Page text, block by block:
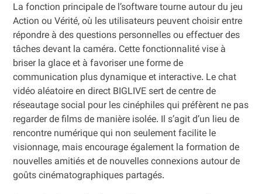
La fonction principale de l’software tourne autour du jeu
Action ou Vérité, où les utilisateurs peuvent choisir entre
répondre à des questions personnelles ou effectuer des
tâches devant la caméra. Cette fonctionnalité vise à
briser la glace et à favoriser une forme de
communication plus dynamique et interactive. Le chat
vidéo aléatoire en direct BIGLIVE sert de centre de
réseautage social pour les cinéphiles qui préfèrent ne pas
regarder de films de manière isolée. Il s’agit d’un lieu de
rencontre numérique qui non seulement facilite le
visionnage, mais encourage également la formation de
nouvelles amitiés et de nouvelles connexions autour de
goûts cinématographiques partagés.